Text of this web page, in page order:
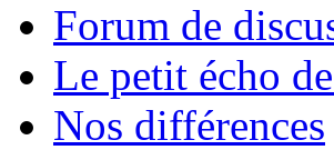
Forum de
Le petit écho
Nos différences